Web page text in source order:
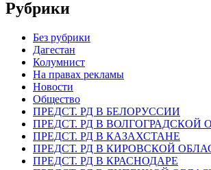
Рубрики
Без рубрики
Дагестан
Колумнист
На правах рекламы
Новости
Общество
ПРЕДСТ. РД В БЕЛОРУССИИ
ПРЕДСТ. РД В ВОЛГОГРАДСКОЙ
ПРЕДСТ. РД В КАЗАХСТАНЕ
ПРЕДСТ. РД В КИРОВСКОЙ
ПРЕДСТ. РД В КРАСНОДАРЕ